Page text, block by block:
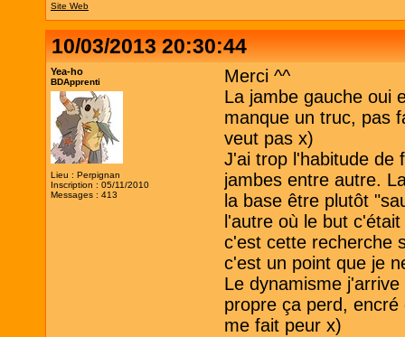
Site Web
10/03/2013 20:30:44
Yea-ho
BDApprenti
Lieu : Perpignan
Inscription : 05/11/2010
Messages : 413
Merci ^^
La jambe gauche oui
manque un truc, pas
veut pas x)
J'ai trop l'habitude de
jambes entre autre.
la base être plutôt
l'autre où le but
c'est cette recherche
c'est un point que je
Le dynamisme
propre ça perd,
me fait peur x)